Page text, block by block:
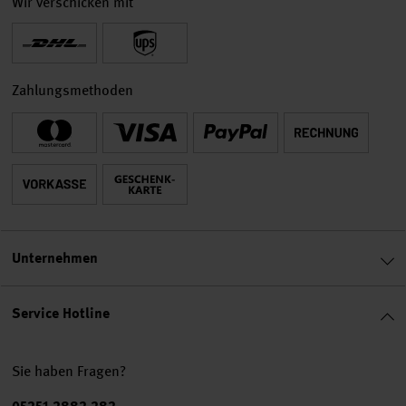
Service Hotline
Sie haben Fragen?
Zahlungsmethoden
Unternehmen